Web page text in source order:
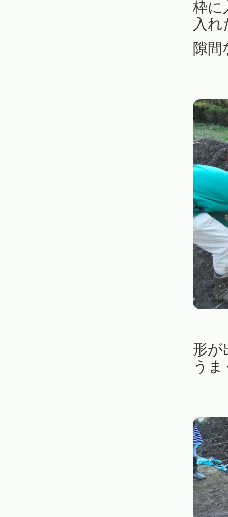
枠に
入
隙間
形が
う